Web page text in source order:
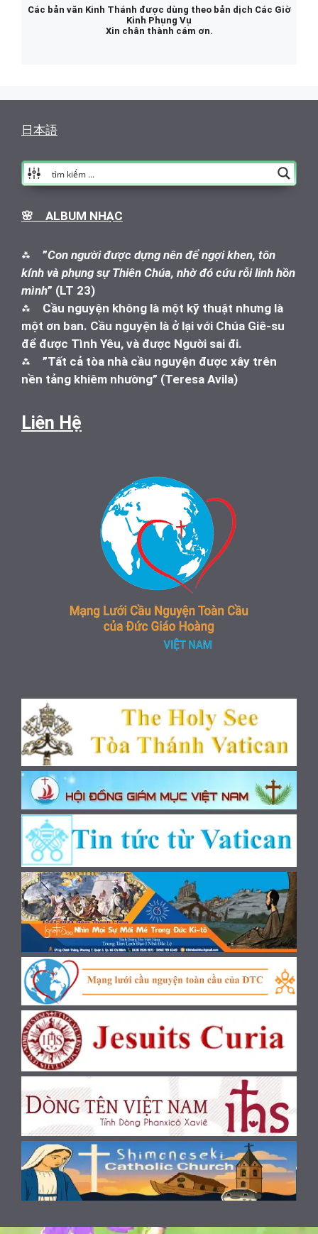
Các bản văn Kinh Thánh được dùng theo bản dịch Các Giờ
Kinh Phụng Vụ
Xin chân thành cám ơn.
日本語
🌸 ALBUM NHẠC
⁂ ”Con người được dựng nên để ngợi khen, tôn
kính và phụng sự Thiên Chúa, nhờ đó cứu rỗi linh hồn
mình” (LT 23)
⁂ Cầu nguyện không là một kỹ thuật nhưng là
một ơn ban. Cầu nguyện là ở lại với Chúa Giê-su
để được Tình Yêu, và được Người sai đi.
⁂ ”Tất cả tòa nhà cầu nguyện được xây trên
nền tảng khiêm nhường” (Teresa Avila)
Liên Hệ